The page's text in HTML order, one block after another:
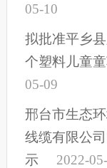
05-10
拟批准平乡
个塑料儿童
05-09
邢台市生态
线缆有限公
示
2022-